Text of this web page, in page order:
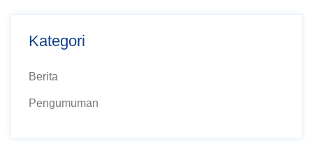
Kategori
Berita
Pengumuman